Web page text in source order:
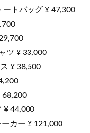
ートバッグ ¥ 47,300
ツ ¥ 33,000
¥ 38,500
68,200
¥ 44,000
ーカー ¥ 121,000